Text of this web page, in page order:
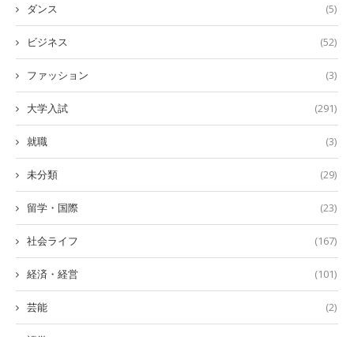
ダンス (5)
ビジネス (52)
ファッション (3)
大学入試 (291)
就職 (3)
未分類 (29)
留学・国際 (23)
社会ライフ (167)
経済・経営 (101)
芸能 (2)